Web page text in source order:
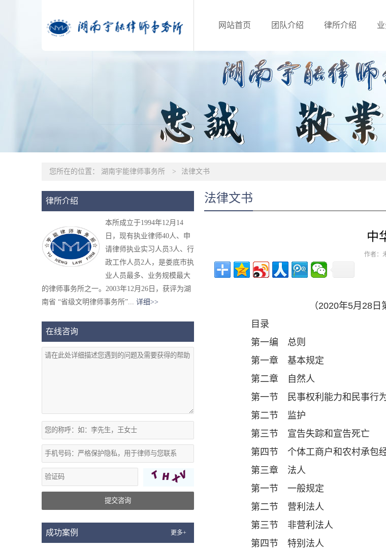
网站首页 团队介绍 律所介绍
您所在的位置： 湖南宇能律师事务所 > 法律文书
律所介绍
本所成立于1994年12月14
日，现有执业律师40人、申
请律师执业实习人员3人、行
政工作人员2人，是娄底市执
业人员最多、业务规模最大
的律师事务所之一。2003年12月26日，获评为湖
南省 “省级文明律师事务所”... 详细>>
在线咨询
提交咨询
成功案例 更多+
法律文书
中
作者：
（2020年5月28
目录
第一编 总则
第一章 基本规定
第二章 自然人
第一节 民事权利能力和民事行
第二节 监护
第三节 宣告失踪和宣告死亡
第四节 个体工商户和农村承包
第三章 法人
第一节 一般规定
第二节 营利法人
第三节 非营利法人
第四节 特别法人